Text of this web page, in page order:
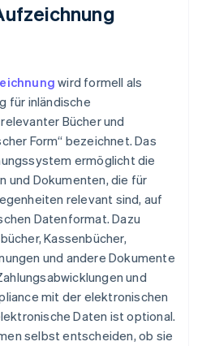
wird formell als
für inländische
Bücher und
Form“ bezeichnet. Das
ermöglicht die
und Dokumenten, die für
relevant sind, auf
Datenformat. Dazu
Kassenbücher,
und andere Dokumente
und
mit der elektronischen
Daten ist optional.
selbst entscheiden, ob sie